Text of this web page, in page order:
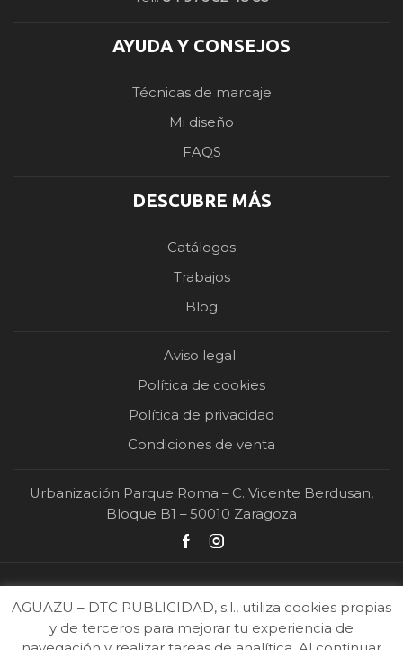
AYUDA Y CONSEJOS
Técnicas de marcaje
Mi diseño
FAQS
DESCUBRE MÁS
Catálogos
Trabajos
Blog
Aviso legal
Política de cookies
Política de privacidad
Condiciones de venta
Urbanización Parque Roma – C. Vicente Berdusan,
Bloque B1 – 50010 Zaragoza
AGUAZU – DTC PUBLICIDAD, s.l., utiliza cookies propias
y de terceros para mejorar tu experiencia de